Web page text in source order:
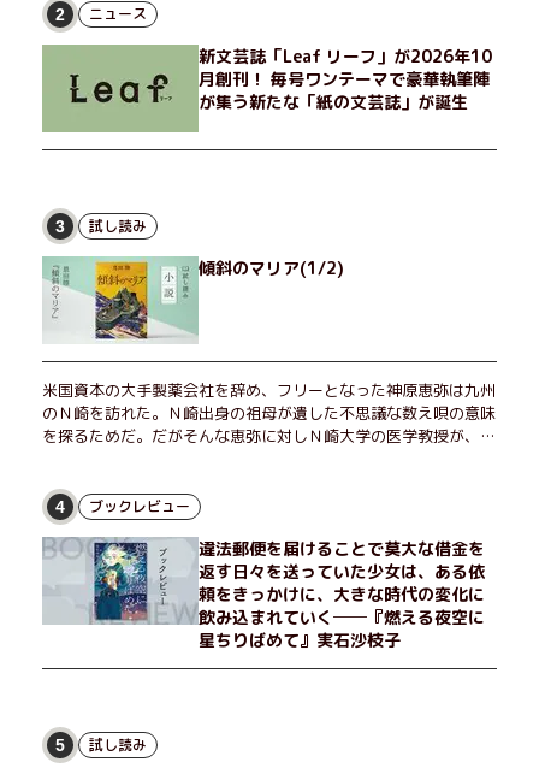
げたり、部屋でふたりだけの「台湾映画祭」を催したり。50代
独身、幼なじみの変わらぬ友情とささやかな幸せの日々を描く。
2 ニュース
新文芸誌「Leaf リーフ」が2026年10
月創刊！ 毎号ワンテーマで豪華執筆陣
が集う新たな「紙の文芸誌」が誕生
3 試し読み
傾斜のマリア(1/2)
米国資本の大手製薬会社を辞め、フリーとなった神原恵弥は九州
のＮ崎を訪れた。Ｎ崎出身の祖母が遺した不思議な数え唄の意味
を探るためだ。だがそんな恵弥に対しＮ崎大学の医学教授が、米
恵弥は、まるで影のような存在の博士とまみえることはできるの
か？ そして、唄の歌詞「かたむくマリア」に込められた秘密と
は？ 謎めいたラストが鮮烈な余韻を残すシリーズ第四作！
4 ブックレビュー
違法郵便を届けることで莫大な借金を
返す日々を送っていた少女は、ある依
頼をきっかけに、大きな時代の変化に
飲み込まれていく──『燃える夜空に
星ちりばめて』実石沙枝子
5 試し読み